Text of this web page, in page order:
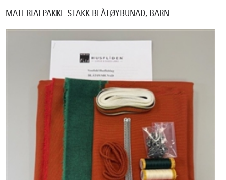
MATERIALPAKKE STAKK BLÅTØYBUNAD, BARN